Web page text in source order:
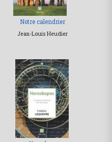
Notre calendrier
Jean-Louis Heudier